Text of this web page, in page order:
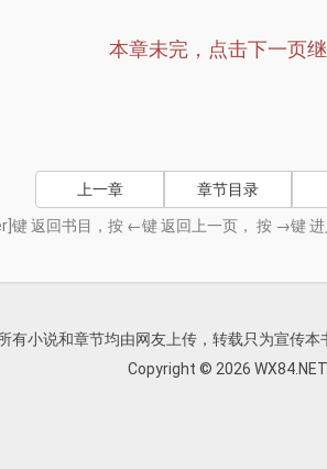
本章未完，点击下一页
上一章 章节目录
键 返回书目，按 ←键 返回上一页， 按 →键 进
有小说和章节均由网友上传，转载只为宣传本
Copyright © 2026 WX84.NET